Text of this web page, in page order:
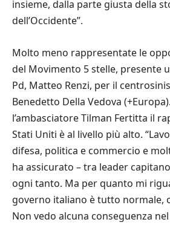
insieme, dalla parte giusta della
dell’Occidente”.
Molto meno rappresentate le
del Movimento 5 stelle, presente
Pd, Matteo Renzi, per il
Benedetto Della Vedova
l’ambasciatore Tilman Fertitta il
Stati Uniti è al livello più alto.
difesa, politica e commercio e
ha assicurato – tra leader
ogni tanto. Ma per quanto mi
governo italiano è tutto normale,
Non vedo alcuna conseguenza